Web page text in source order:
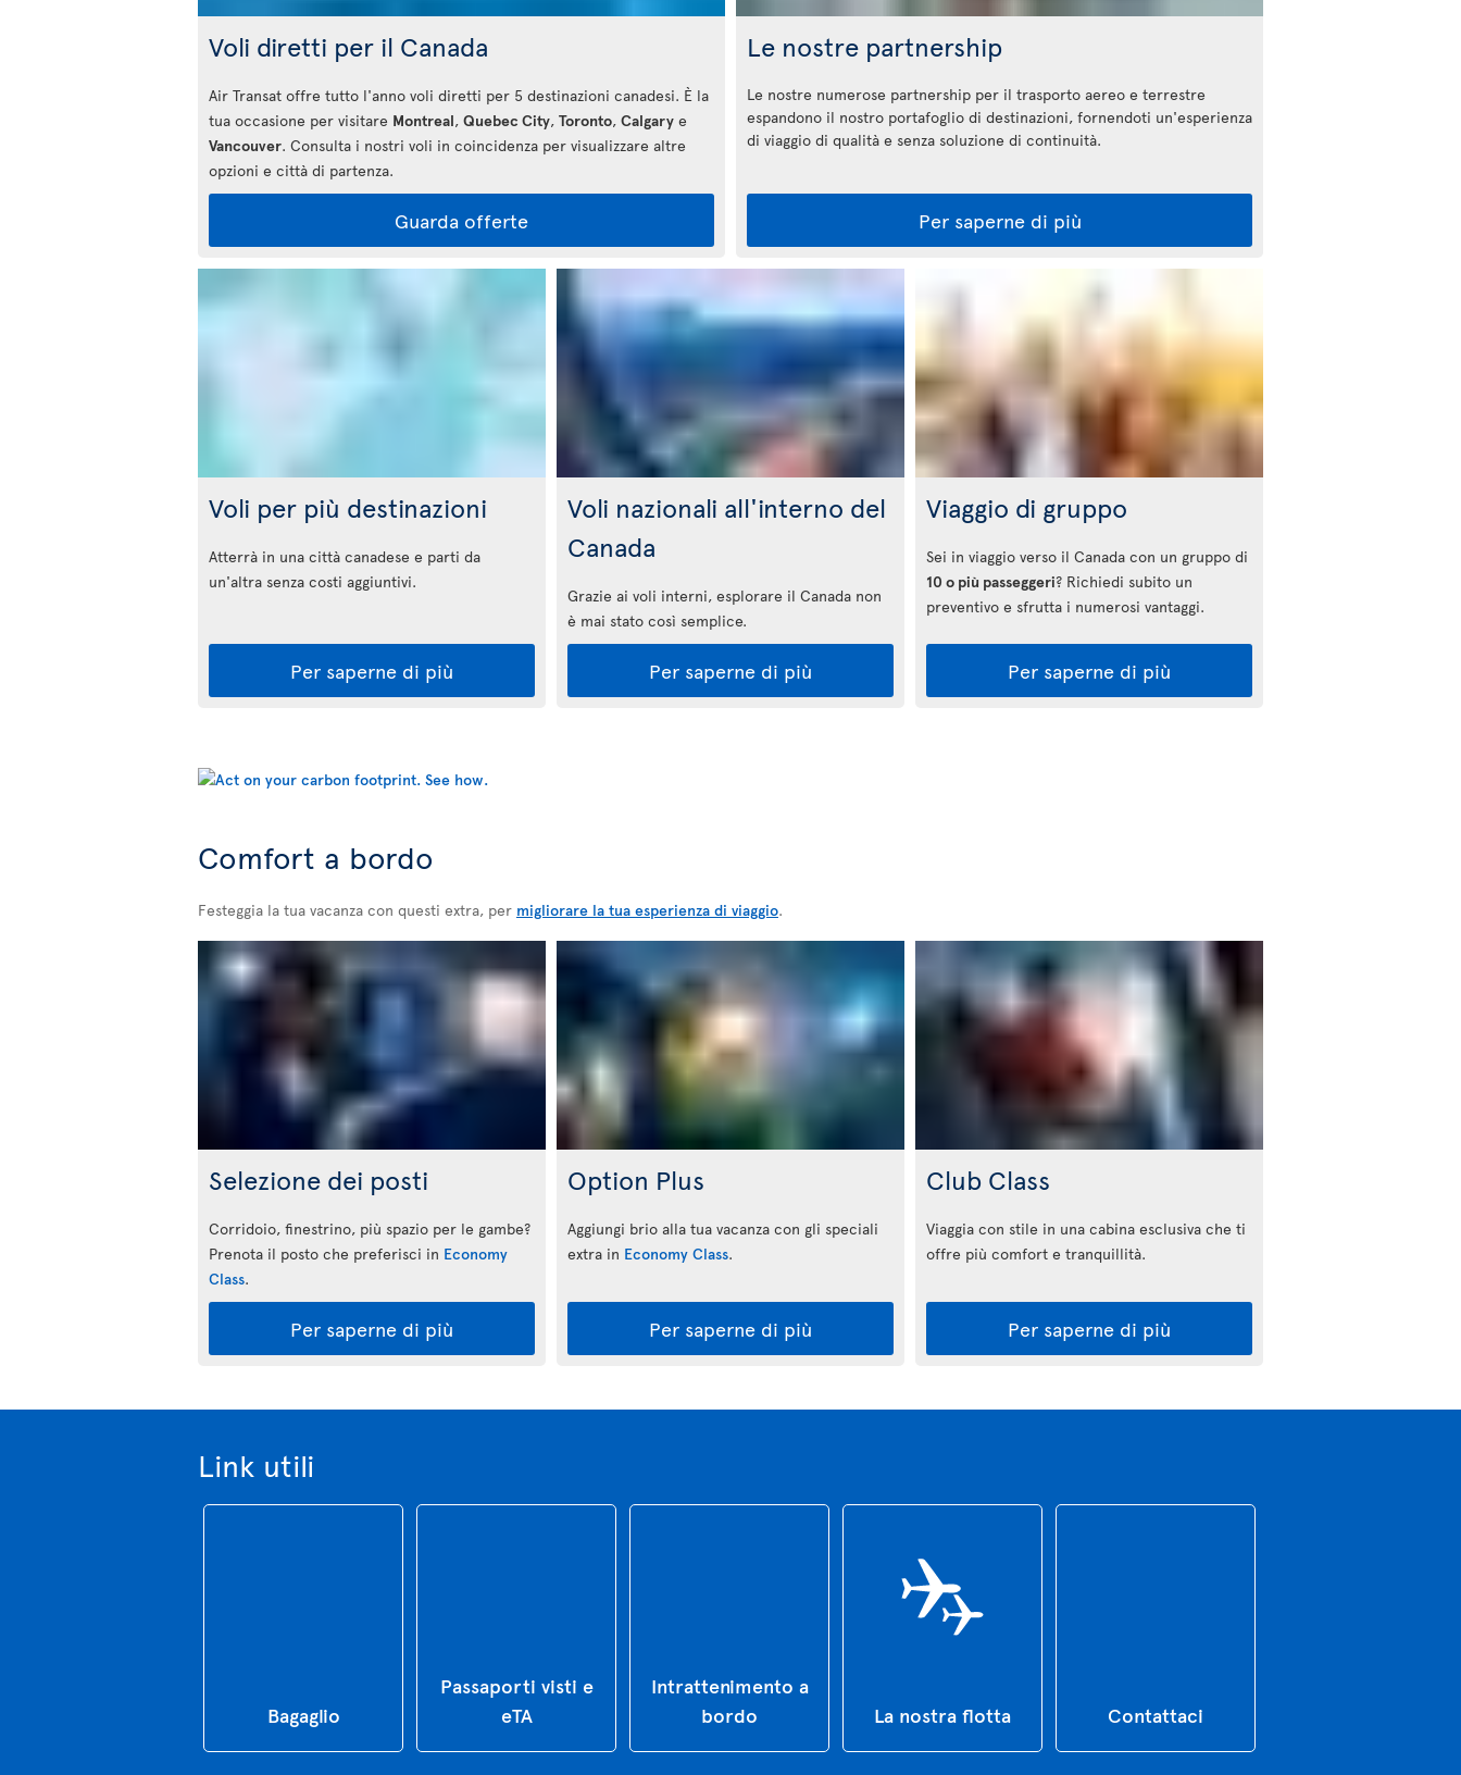
Voli diretti per il Canada
Air Transat offre tutto l'anno voli diretti per 5 destinazioni canadesi. È la
tua occasione per visitare Montreal, Quebec City, Toronto, Calgary e
Vancouver. Consulta i nostri voli in coincidenza per visualizzare altre
opzioni e città di partenza.
Guarda offerte
Le nostre partnership
Le nostre numerose partnership per il trasporto aereo e terrestre
espandono il nostro portafoglio di destinazioni, fornendoti un'esperienza
di viaggio di qualità e senza soluzione di continuità.
Per saperne di più
Voli per più destinazioni
Atterrà in una città canadese e parti da
un'altra senza costi aggiuntivi.
Per saperne di più
Voli nazionali all'interno del
Canada
Grazie ai voli interni, esplorare il Canada non
è mai stato così semplice.
Per saperne di più
Viaggio di gruppo
Sei in viaggio verso il Canada con un gruppo di
10 o più passeggeri? Richiedi subito un
preventivo e sfrutta i numerosi vantaggi.
Per saperne di più
Comfort a bordo
Festeggia la tua vacanza con questi extra, per migliorare la tua esperienza di viaggio.
Selezione dei posti
Corridoio, finestrino, più spazio per le gambe?
Prenota il posto che preferisci in Economy
Class.
Per saperne di più
Option Plus
Aggiungi brio alla tua vacanza con gli speciali
extra in Economy Class.
Per saperne di più
Club Class
Viaggia con stile in una cabina esclusiva che ti
offre più comfort e tranquillità.
Per saperne di più
Link utili
Bagaglio
Passaporti visti e
eTA
Intrattenimento a
bordo
La nostra flotta Contattaci